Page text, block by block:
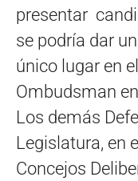
presentar
se podría dar
único lugar en
Ombudsman
Los demás
Legislatura, en
Concejos